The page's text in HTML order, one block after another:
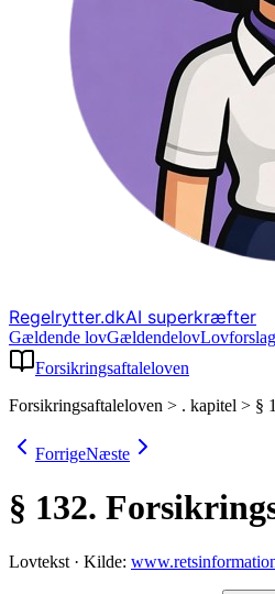
Regelrytter.dkAI superkræfter
Gældende lovGældendelovLovforslag
Forsikringsaftaleloven
Forsikringsaftaleloven > . kapitel > §
ForrigeNæste
§ 132.
Lovtekst · Kilde: